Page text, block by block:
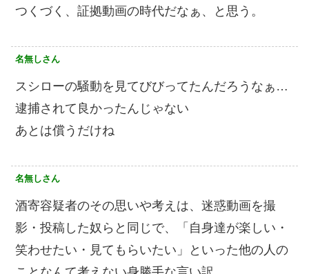
つくづく、証拠動画の時代だなぁ、と思う。
名無しさん
スシローの騒動を見てびびってたんだろうなぁ…
逮捕されて良かったんじゃない
あとは償うだけね
名無しさん
酒寄容疑者のその思いや考えは、迷惑動画を撮
影・投稿した奴らと同じで、「自身達が楽しい・
笑わせたい・見てもらいたい」といった他の人の